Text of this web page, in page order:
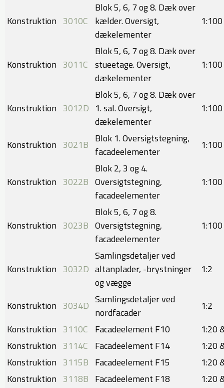
Konstruktion 3010C
Blok 5, 6, 7 og 8. Dæk over
kælder. Oversigt,
dækelementer
1:100​
Konstruktion 3011C
Blok 5, 6, 7 og 8. Dæk over
stueetage. Oversigt,
dækelementer
1:100
Konstruktion 3012D
Blok 5, 6, 7 og 8. Dæk over
1. sal. Oversigt,
dækelementer
1:100​
Konstruktion 3021B Blok 1. Oversigtstegning,
facadeelementer
1:100
Konstruktion 3022B
Blok 2, 3 og 4.
Oversigtstegning,
facadeelementer
1:100​
Konstruktion 3023B
Blok 5, 6, 7 og 8.
Oversigtstegning,
facadeelementer
1:100
Konstruktion 3032D
Samlingsdetaljer ved
altanplader, -brystninger
og vægge
1:2
Konstruktion 3034D Samlingsdetaljer ved
nordfacader
1:2
Konstruktion 3110C Facadeelement F10
1:20
Konstruktion 3114C Facadeelement F14
1:20
Konstruktion 3115B Facadeelement F15
1:20
Konstruktion 3118B Facadeelement F18
1:20